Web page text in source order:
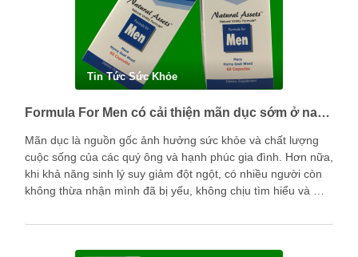
Tin Tức Sức Khỏe
Formula For Men có cải thiện mãn dục sớm ở nam giới được không?
Mãn dục là nguồn gốc ảnh hưởng sức khỏe và chất lượng
cuộc sống của các quý ông và hạnh phúc gia đình. Hơn nữa,
khi khả năng sinh lý suy giảm đột ngột, có nhiều người còn
không thừa nhận mình đã bị yếu, không chịu tìm hiểu và …